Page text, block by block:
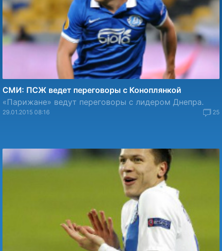
СМИ: ПСЖ ведет переговоры с Коноплянкой
«Парижане» ведут переговоры с лидером Днепра.
29.01.2015 08:16 25